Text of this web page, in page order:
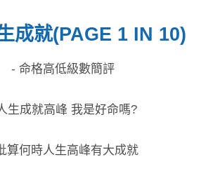
成就(PAGE 1 IN 10)
- 命格高低級數簡評
生成就高峰 我是好命嗎?
算何時人生高峰有大成就